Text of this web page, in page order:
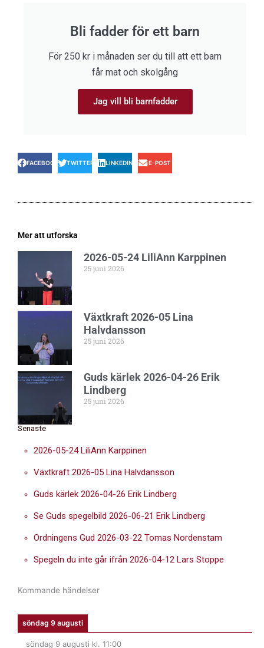
Bli fadder för ett barn
För 250 kr i månaden ser du till att ett barn
får mat och skolgång
Jag vill bli barnfadder
FACEBOOK TWITTER LINKEDIN E-POST
Mer att utforska
2026-05-24 LiliAnn Karppinen
25 juni 2026
Växtkraft 2026-05 Lina
Halvdansson
25 juni 2026
Guds kärlek 2026-04-26 Erik
Lindberg
25 juni 2026
Senaste
2026-05-24 LiliAnn Karppinen
Växtkraft 2026-05 Lina Halvdansson
Guds kärlek 2026-04-26 Erik Lindberg
Se Guds spegelbild 2026-06-21 Erik Lindberg
Ordningens Gud 2026-03-22 Tomas Nordenstam
Spegeln du inte går ifrån 2026-04-12 Lars Stoppe
Kommande händelser
söndag 9 augusti
söndag 9 augusti kl. 11:00